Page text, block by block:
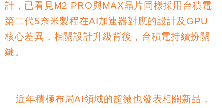
計，已看見M2 PRO與MAX晶片同樣採用台積電
第二代5奈米製程在AI加速器對應的設計及 GPU
核心差異，相關設計升級背後，台積電持續扮關
鍵。
近年積極布局AI領域的超微也發表相關新品，